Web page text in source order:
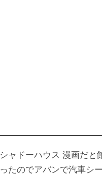
シャドーハウス 漫画だと
ったのでアバンで汽車シ